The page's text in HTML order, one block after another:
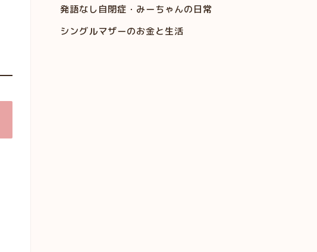
発語なし自閉症・みーちゃんの日常
シングルマザーのお金と生活